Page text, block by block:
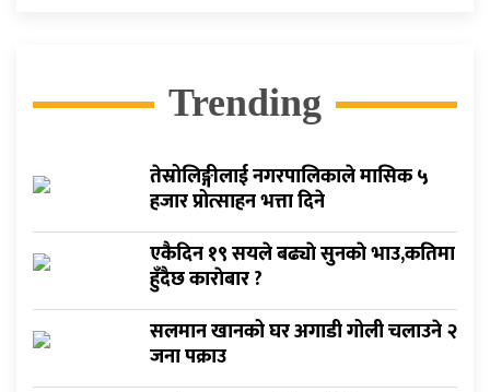
Trending
तेस्रोलिङ्गीलाई नगरपालिकाले मासिक ५
हजार प्रोत्साहन भत्ता दिने
एकैदिन १९ सयले बढ्याे सुनकाे भाउ,कतिमा
हुँदैछ काराेबार ?
सलमान खानको घर अगाडी गोली चलाउने २
जना पक्राउ